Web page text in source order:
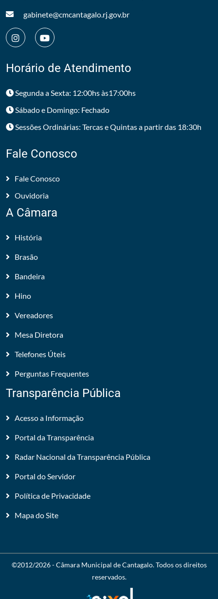
gabinete@cmcantagalo.rj.gov.br
Horário de Atendimento
Segunda a Sexta: 12:00hs às17:00hs
Sábado e Domingo: Fechado
Sessões Ordinárias: Tercas e Quintas a partir das 18:30h
Fale Conosco
Fale Conosco
Ouvidoria
A Câmara
História
Brasão
Bandeira
Hino
Vereadores
Mesa Diretora
Telefones Úteis
Perguntas Frequentes
Transparência Pública
Acesso a Informação
Portal da Transparência
Radar Nacional da Transparência Pública
Portal do Servidor
Política de Privacidade
Mapa do Site
©2012/2026 -Câmara Municipal de Cantagalo. Todos os direitos
reservados.